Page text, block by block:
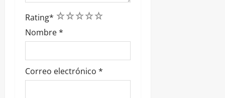
Rating* 5
4
3
2
1
Nombre*
Correo electrónico *